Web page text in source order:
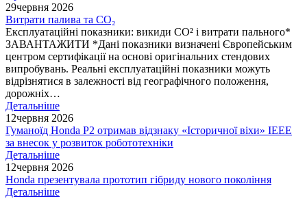
29червня 2026
Витрати палива та CO₂
Експлуатаційні показники: викиди СО² і витрати пального*
ЗАВАНТАЖИТИ *Дані показники визначені Європейським
центром сертифікації на основі оригінальних стендових
випробувань. Реальні експлуатаційні показники можуть
відрізнятися в залежності від географічного положення,
дорожніх…
Детальніше
12червня 2026
Гуманоїд Honda P2 отримав відзнаку «Історичної віхи» IEEE
за внесок у розвиток робототехніки
Детальніше
12червня 2026
Honda презентувала прототип гібриду нового покоління
Детальніше